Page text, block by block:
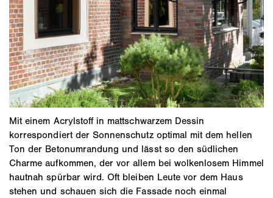
Mit einem Acrylstoff in mattschwarzem Dessin
korrespondiert der Sonnenschutz optimal mit dem hellen
Ton der Betonumrandung und lässt so den südlichen
Charme aufkommen, der vor allem bei wolkenlosem Himmel
hautnah spürbar wird. Oft bleiben Leute vor dem Haus
stehen und schauen sich die Fassade noch einmal